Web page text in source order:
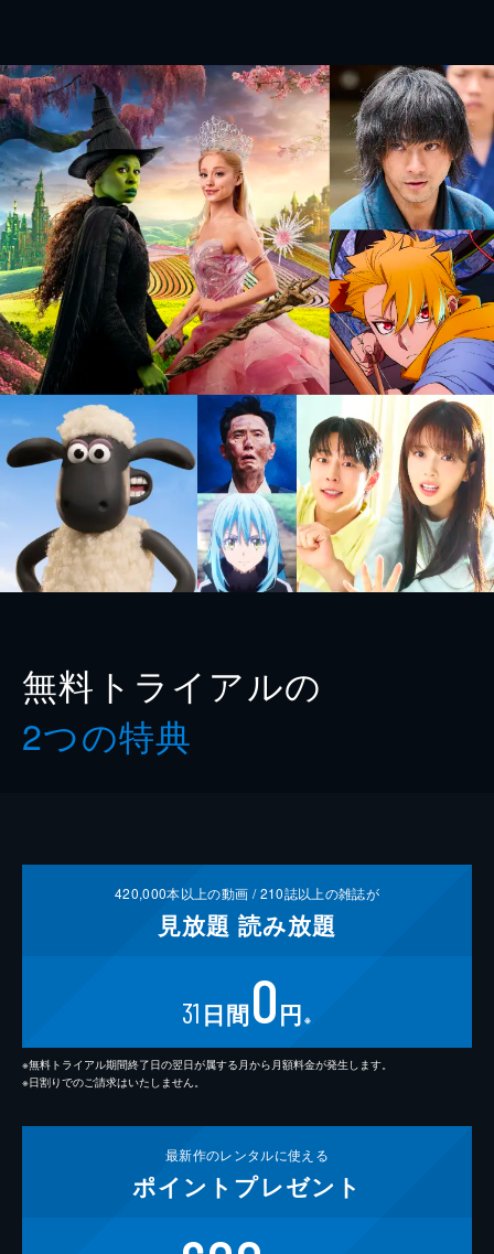
無料トライアルの
2つの特典
420,000本以上の動画 /210誌以上の雑誌が
見放題 読み放題
31 日間0円 ※
※無料トライアル期間終了日の翌日が属する月から月額料金が発生します。
※日割りでのご請求はいたしません。
最新作のレンタルに使える
ポイント プレゼント